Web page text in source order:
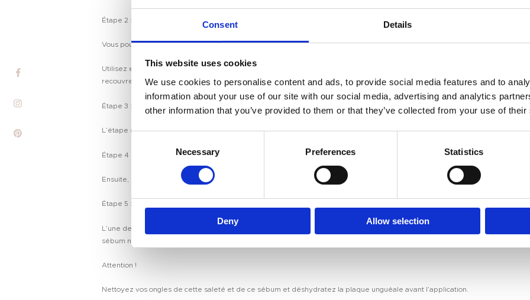
Consent Details
This website uses cookies
We use cookies to personalise content and ads, to provide social media features and to
information about your use of our site with our social media, advertising and analytics
other information that you’ve provided to them or that they’ve collected from your use of
n
l
c
Necessary Preferences Statistics
Deny Allow selection
Maison
Produit
Marque Privée
Couleur Des Ongles
Tenteu
Contact
FR
Étape 2 : Repoussez vos cuticules
Vous pouvez d’abord ramollir vos cuticules avec le dissolvant à cuticules Tenteu. Appliquez-le et laissez-le agir 60 secondes
Utilisez ensuite un repousse-cuticules ou des bâtonnets en bois pour repousser délicatement vos cuticules. Cela inclut de
recouvrent le lit de l’ongle.
Étape 3 : Éliminer les peaux mortes
L’étape suivante consiste à éliminer les peaux mortes autour des cuticules, à l’aide d’un coupe-cuticules !
Étape 4 : Polir vos ongles
Ensuite, polissez vos ongles avec un polissoir à grain fin. Une surface lisse permet au vernis de mieux se décoller.
Étape 5 : Nettoyer et déshydrater vos ongles
L’une des raisons les plus courantes pour lesquelles votre manucure gel peut se décoller est la présence de saleté ou de
sébum ne sont pas tous visibles !
Attention !
Nettoyez vos ongles de cette saleté et de ce sébum et déshydratez la plaque unguéale avant l’application.